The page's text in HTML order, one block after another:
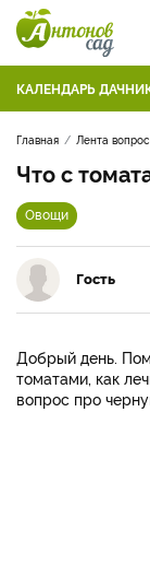
КАЛЕНДАРЬ
Главная Лента
Что с
Овощи
Гость
Добрый день.
томатами, как
вопрос про